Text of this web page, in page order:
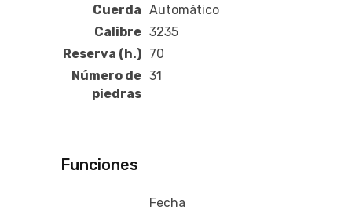
Cuerda Automático
Calibre 3235
Reserva (h.) 70
Número de
piedras
31
Funciones
Fecha